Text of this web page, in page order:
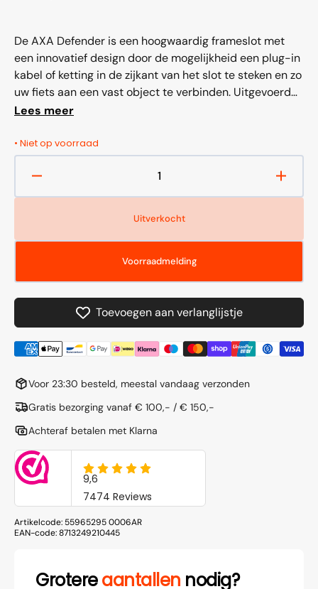
De AXA Defender is een hoogwaardig frameslot met
een innovatief design door de mogelijkheid een plug-in
kabel of ketting in de zijkant van het slot te steken en zo
uw fiets aan een vast object te verbinden. Uitgevoerd
zonder spatbordbevestigingsgat....
Lees meer
• Niet op voorraad
verlagen
Axa
glanzend
zwart
Bosch
2
rack
(werkplaatsverpakking)
Aantal
Axa
zwart
Bosch
2
rack
Uitverkocht
Voorraadmelding
Toevoegen aan verlanglijstje
Voor 23:30 besteld, meestal vandaag verzonden
Gratis bezorging vanaf € 100,- / € 150,-
Achteraf betalen met Klarna
Artikelcode: 55965295 0006AR
EAN-code:8713249210445
Grotereaantallen nodig?